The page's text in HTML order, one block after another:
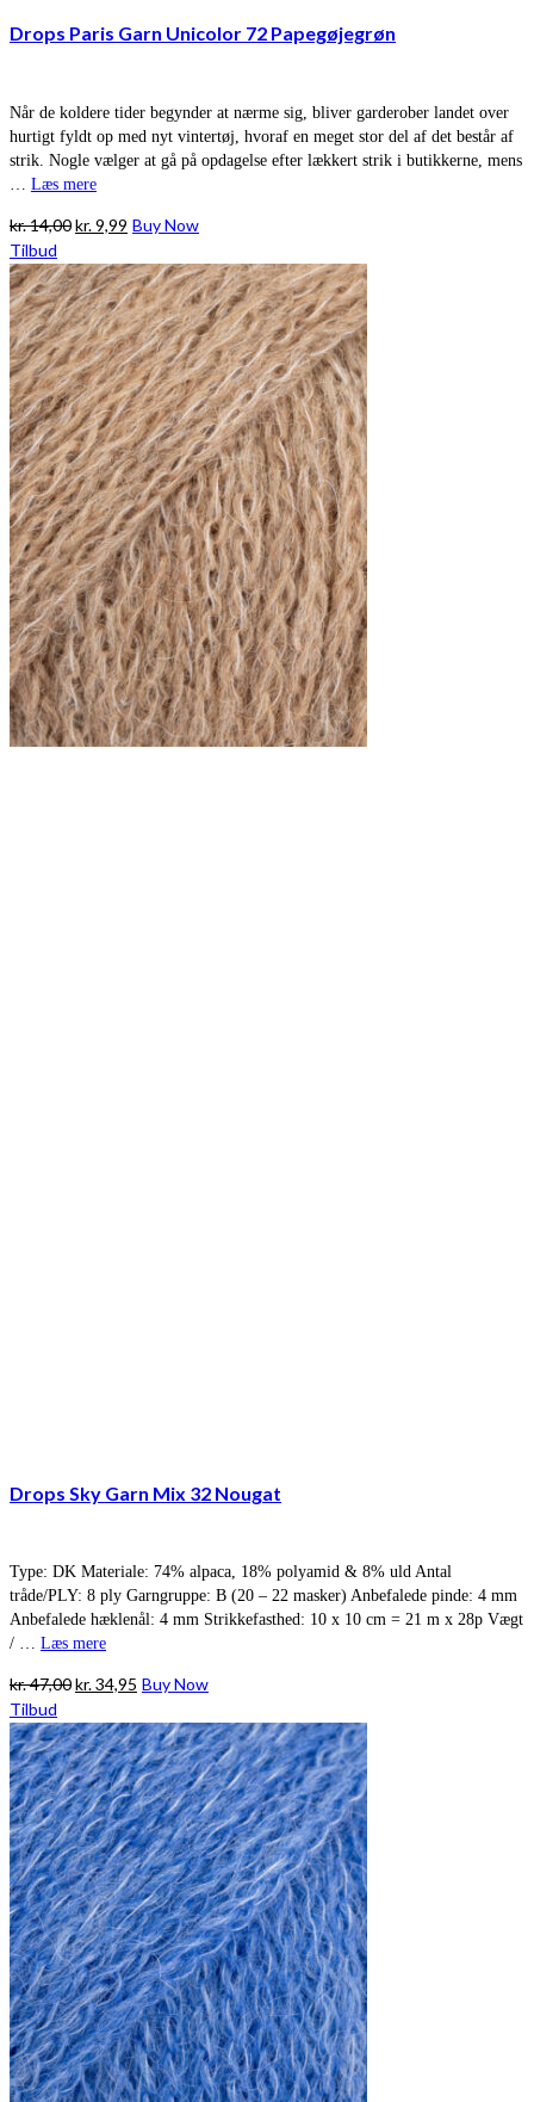
Drops Paris Garn Unicolor 72 Papegøjegrøn
Når de koldere tider begynder at nærme sig, bliver garderober landet over
hurtigt fyldt op med nyt vintertøj, hvoraf en meget stor del af det består af
strik. Nogle vælger at gå på opdagelse efter lækkert strik i butikkerne, mens
Læs mere
kr.14,00Den
pris
var:
kr. 14,00.
kr.9,99 Den
pris
er:
kr. 9,99.
Buy Now
Tilbud
Drops Sky Garn Mix 32 Nougat
Type: DK Materiale: 74% alpaca, 18% polyamid & 8% uld Antal
tråde/PLY: 8 ply Garngruppe: B (20 – 22 masker) Anbefalede pinde: 4 mm
Anbefalede hæklenål: 4 mm Strikkefasthed: 10 x 10 cm = 21 m x 28p Vægt
/ … Læs mere
kr.47,00Den
pris
var:
kr. 47,00.
kr.34,95 Den
pris
er:
kr. 34,95.
Buy Now
Tilbud